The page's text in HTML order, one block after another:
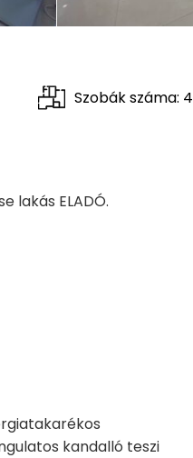
Szobák száma: 4
lakás ELADÓ.
kandalló teszi